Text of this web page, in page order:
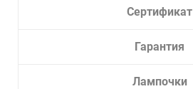
Сертификат
Гарантия
Лампочки